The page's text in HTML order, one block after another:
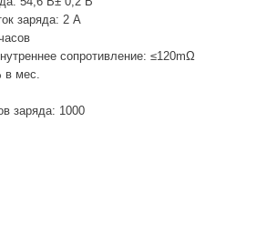
заряда: 2 А
сопротивление: ≤120mΩ
в мес.
заряда: 1000